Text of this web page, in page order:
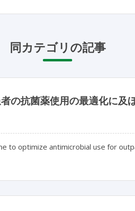
同カテゴリの記事
の抗菌薬使用の最適化に
to optimize antimicrobial use for